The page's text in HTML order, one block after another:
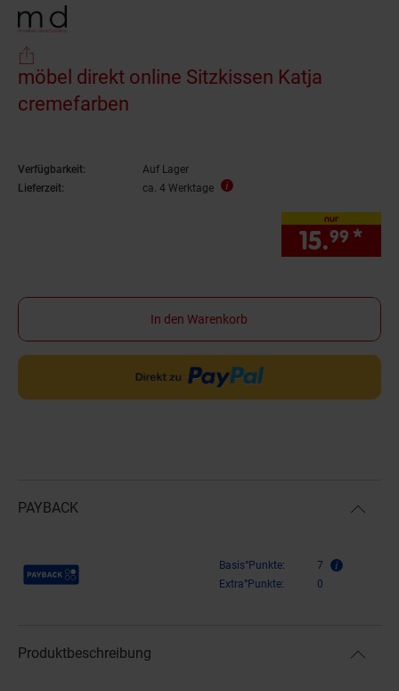
möbel direkt online Sitzkissen Katja
cremefarben
Verfügbarkeit:
Auf Lager
Lieferzeit:
ca. 4 Werktage
nur
15.99 *
In den Warenkorb
PAYBACK
Payback Punkte Basis°Punkte:
7
Extra°Punkte:
0
Produktbeschreibung